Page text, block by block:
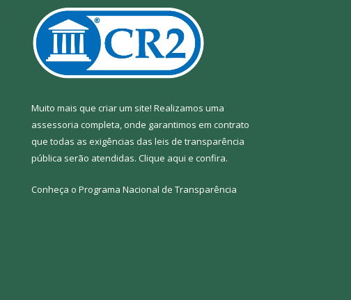
Muito mais que criar um site! Realizamos uma
assessoria completa, onde garantimos em contrato
que todas as exigências das leis de transparência
pública serão atendidas. Clique aqui e confira.
Conheça o Programa Nacional de Transparência